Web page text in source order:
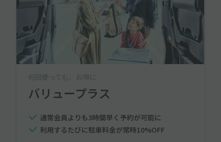
何回使っても、お得に
バリュープラス
通常会員よりも3時間早く予約が可能に
利用するたびに駐車料金が常時10%OFF